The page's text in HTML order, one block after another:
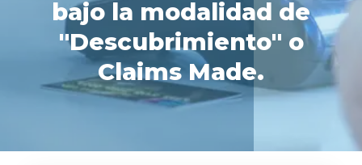
bajo la modalidad de
"Descubrimiento" o
Claims Made.